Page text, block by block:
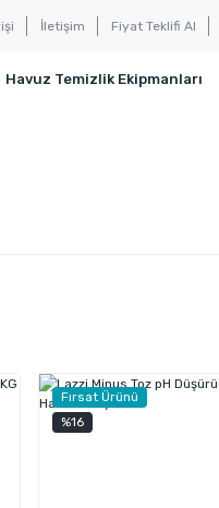
İletişim Fiyat Teklifi Al
Havuz Temizlik Ekipmanları
Fırsat Ürünü
%16